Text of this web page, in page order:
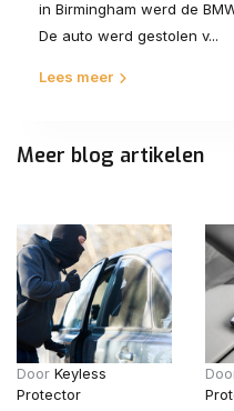
in Birmingham werd de
De auto werd gestolen v...
Lees meer
Meer blog artikelen
Door Keyless
Protector